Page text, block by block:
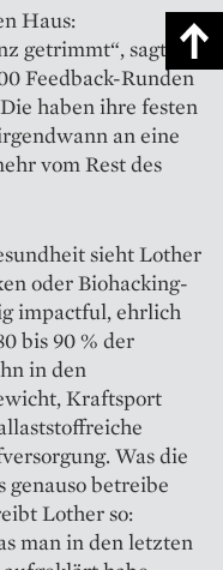
Haus:
getrimmt“, sagt
Feedback-Runden
haben ihre festen
an eine
vom Rest des
sieht Lother
oder Biohacking-
impactful, ehrlich
bis 90 % der
in den
Kraftsport
Was die
betreibe
Lother so:
man in den letzten